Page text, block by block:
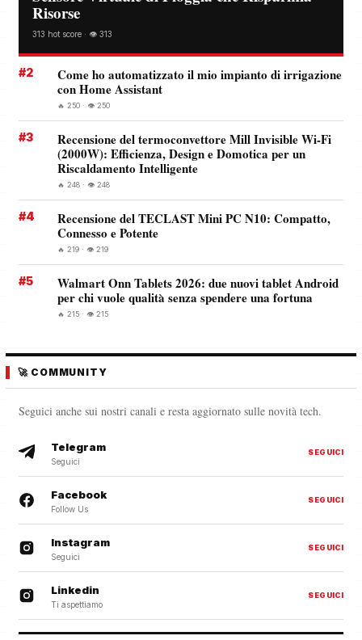
Risorse
313 hot score · 👁️ 313
#2
Come ho automatizzato il mio impianto di irrigazione
con Home Assistant
🔥 250 · 👁️ 250
#3
Recensione del termoconvettore Mill Invisible Wi-Fi
(2000W): Efficienza, Design e Domotica per un
Riscaldamento Intelligente
🔥 248 · 👁️ 248
#4
Recensione del TECLAST Mini PC N10: Compatto,
Connesso e Potente
🔥 219 · 👁️ 219
#5
Walmart Onn Tablets 2026: due nuovi tablet Android
per chi vuole qualità senza spendere una fortuna
🔥 215 · 👁️ 215
🚀 COMMUNITY
Seguici anche sui nostri canali e resta aggiornato sulle novità tech.
Telegram
Seguici
SEGUICI
Facebook
Follow Us
SEGUICI
Instagram
Seguici
SEGUICI
Linkedin
Ti aspettiamo
SEGUICI